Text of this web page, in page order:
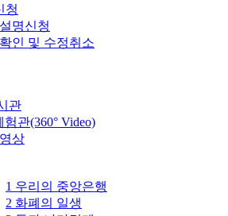
청
명신청
인 및 수정취소
관
관(360° Video)
상
1 우리의 중앙은행
2 화폐의 일생